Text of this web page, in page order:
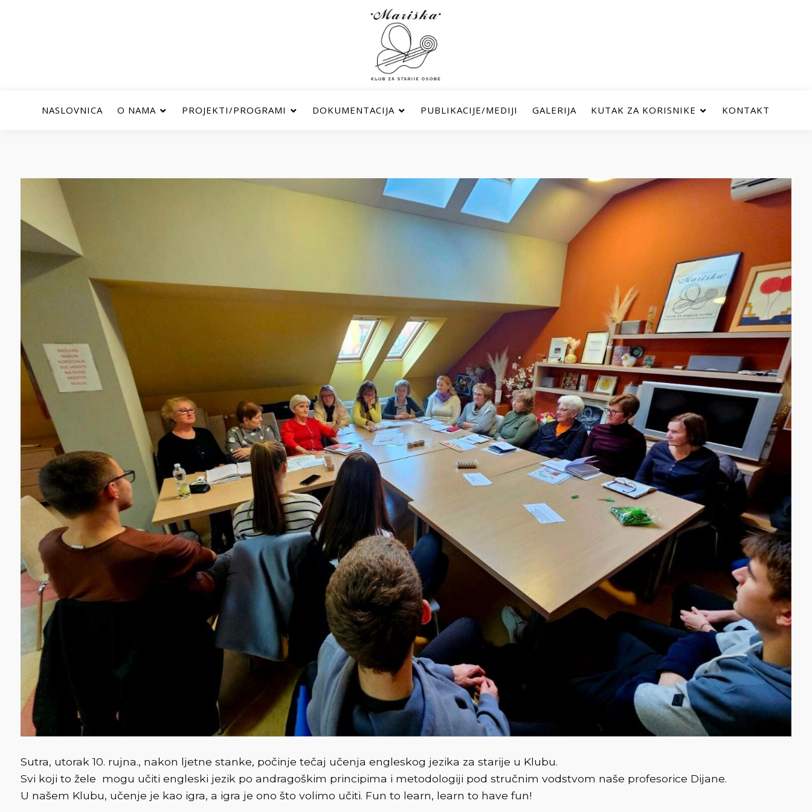
NASLOVNICA O NAMA PROJEKTI/PROGRAMI DOKUMENTACIJA PUBLIKACIJE/MEDIJI GALERIJA KUTAK ZA KORISNIKE KONTAKT
Sutra, utorak 10. rujna., nakon ljetne stanke, počinje tečaj učenja engleskog jezika za starije u Klubu.
Svi koji to žele mogu učiti engleski jezik po andragoškim principima i metodologiji pod stručnim vodstvom naše profesorice Dijane.
U našem Klubu, učenje je kao igra, a igra je ono što volimo učiti. Fun to learn, learn to have fun!